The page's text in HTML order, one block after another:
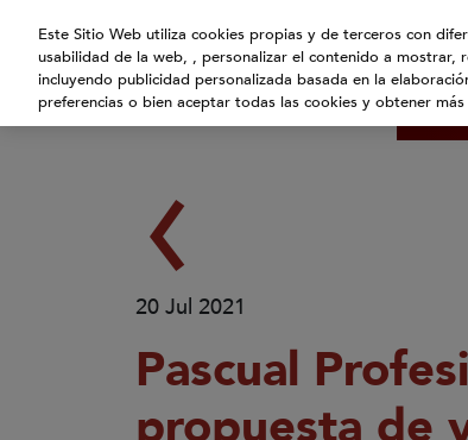
cuenta
con
Inicio
Blog
20 Jul 2021
Pascual
Este Sitio Web utiliza cookies propias y de terceros con
usabilidad de la web, , personalizar el contenido a
incluyendo publicidad personalizada basada en la
preferencias o bien aceptar todas las cookies y obtener